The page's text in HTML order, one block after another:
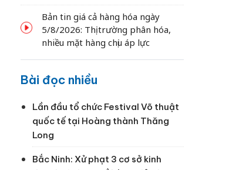
Bản tin giá cả hàng hóa ngày
5/8/2026: Thị trường phân hóa,
nhiều mặt hàng chịu áp lực
Bài đọc nhiều
Lần đầu tổ chức Festival Võ thuật
quốc tế tại Hoàng thành Thăng
Long
Bắc Ninh: Xử phạt 3 cơ sở kinh